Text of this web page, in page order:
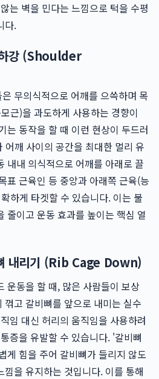
는 벽을 민다는 느낌으로 턱을 수평
다.
강 (Shoulder
무의식적으로 어깨를 으쓱하며 목
근)을 과도하게 사용하는 경향이
는 동작을 할 때 이런 현상이 두드러
깨 사이의 공간을 최대한 멀리 유
내내 의식적으로 어깨를 아래로 끌
표 근육인 등 중앙과 아래쪽 근육(능
하게 타겟할 수 있습니다. 이는 불
줄이고 운동 효과를 높이는 핵심 열
내리기 (Rib Cage Down)
운동을 할 때, 많은 사람들이 보상
고 갈비뼈를 앞으로 내미는 실수
임 대신 허리의 움직임을 사용하려
증을 유발할 수 있습니다. '갈비뼈
게 힘을 주어 갈비뼈가 들리지 않도
을 유지하는 것입니다. 이를 통해